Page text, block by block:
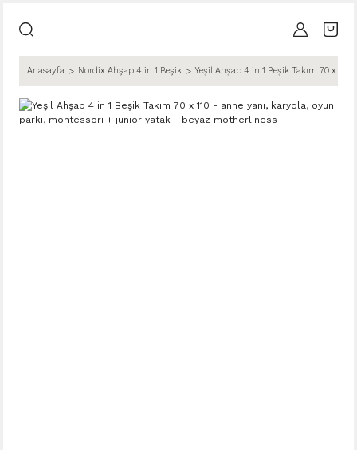
Anasayfa Nordix Ahşap 4 in 1 Beşik Yeşil Ahşap 4 in 1 Beşik Takım 70 x